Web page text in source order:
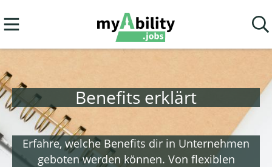
Benefits erklärt
Erfahre, welche Benefits dir in Unternehmen
geboten werden können. Von flexiblen